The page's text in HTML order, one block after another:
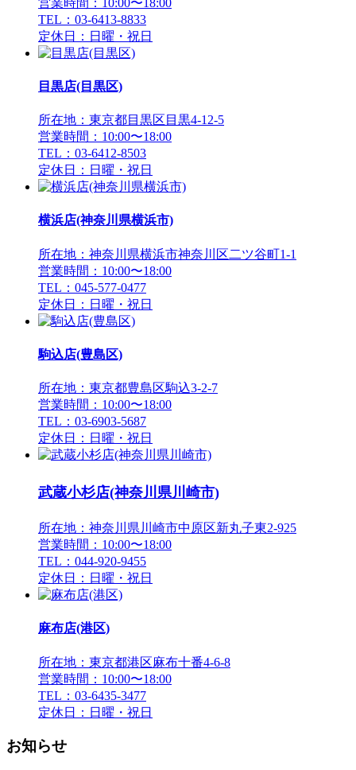
TEL：03-6413-8833
定休日：日曜・祝日
目黒店(目黒区)
所在地：東京都目黒区目黒4-12-5
営業時間：10:00〜18:00
TEL：03-6412-8503
定休日：日曜・祝日
横浜店(神奈川県横浜市)
所在地：神奈川県横浜市神奈川区二ツ谷町1-1
営業時間：10:00〜18:00
TEL：045-577-0477
定休日：日曜・祝日
駒込店(豊島区)
所在地：東京都豊島区駒込3-2-7
営業時間：10:00〜18:00
TEL：03-6903-5687
定休日：日曜・祝日
武蔵小杉店(神奈川県川崎市)
所在地：神奈川県川崎市中原区新丸子東2-925
営業時間：10:00〜18:00
TEL：044-920-9455
定休日：日曜・祝日
麻布店(港区)
所在地：東京都港区麻布十番4-6-8
営業時間：10:00〜18:00
TEL：03-6435-3477
定休日：日曜・祝日
お知らせ